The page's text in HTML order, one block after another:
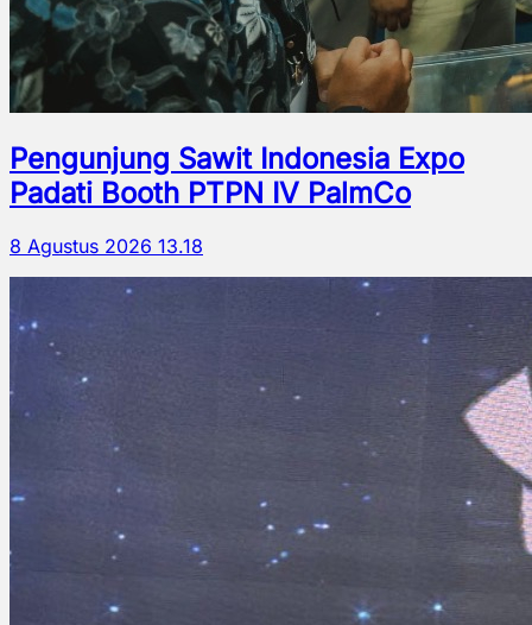
Pengunjung Sawit Indonesia Expo
Padati Booth PTPN IV PalmCo
8 Agustus 2026 13.18